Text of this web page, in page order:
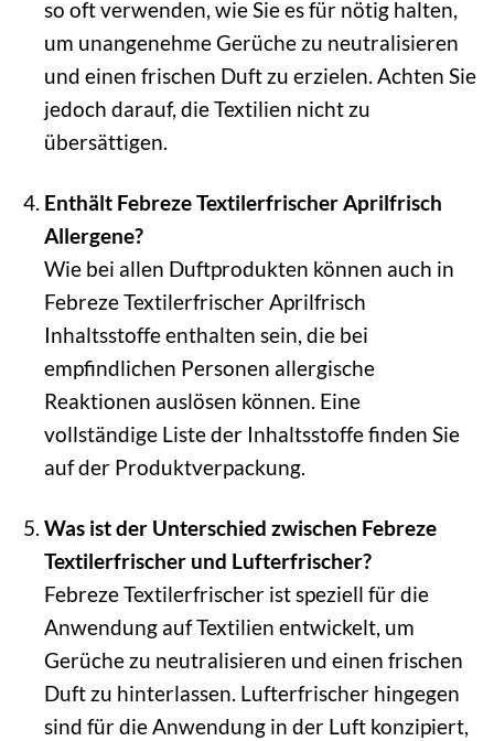
so oft verwenden, wie Sie es für nötig halten,
um unangenehme Gerüche zu neutralisieren
und einen frischen Duft zu erzielen. Achten Sie
jedoch darauf, die Textilien nicht zu
übersättigen.
Enthält Febreze Textilerfrischer Aprilfrisch
Allergene?
Wie bei allen Duftprodukten können auch in
Febreze Textilerfrischer Aprilfrisch
Inhaltsstoffe enthalten sein, die bei
empfindlichen Personen allergische
Reaktionen auslösen können. Eine
vollständige Liste der Inhaltsstoffe finden Sie
auf der Produktverpackung.
Was ist der Unterschied zwischen Febreze
Textilerfrischer und Lufterfrischer?
Febreze Textilerfrischer ist speziell für die
Anwendung auf Textilien entwickelt, um
Gerüche zu neutralisieren und einen frischen
Duft zu hinterlassen. Lufterfrischer hingegen
sind für die Anwendung in der Luft konzipiert,